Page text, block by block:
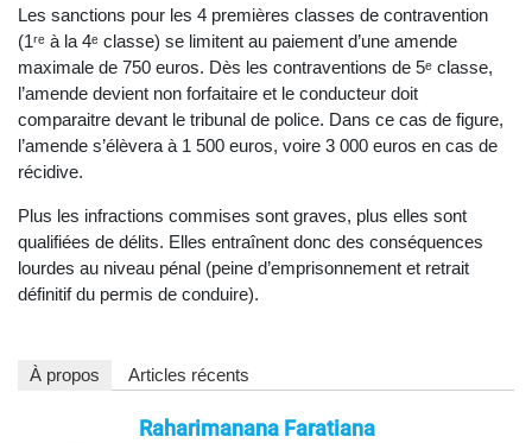
Les sanctions pour les 4 premières classes de contravention
(1ʳᵉ à la 4ᵉ classe) se limitent au paiement d’une amende
maximale de 750 euros. Dès les contraventions de 5ᵉ classe,
l’amende devient non forfaitaire et le conducteur doit
comparaitre devant le tribunal de police. Dans ce cas de figure,
l’amende s’élèvera à 1 500 euros, voire 3 000 euros en cas de
récidive.
Plus les infractions commises sont graves, plus elles sont
qualifiées de délits. Elles entraînent donc des conséquences
lourdes au niveau pénal (peine d’emprisonnement et retrait
définitif du permis de conduire).
À propos Articles récents
Raharimanana Faratiana